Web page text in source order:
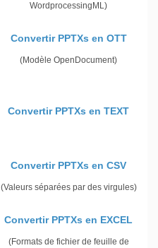
WordprocessingML)
Convertir PPTXs en OTT
(Modèle OpenDocument)
Convertir PPTXs en TEXT
Convertir PPTXs en CSV
(Valeurs séparées par des virgules)
Convertir PPTXs en EXCEL
(Formats de fichier de feuille de